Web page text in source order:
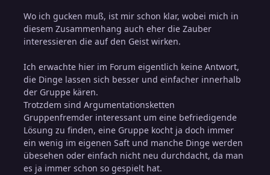
Wo ich gucken muß, ist mir schon klar, wobei mich in
diesem Zusammenhang auch eher die Zauber
interessieren die auf den Geist wirken.
Ich erwachte hier im Forum eigentlich keine Antwort,
die Dinge lassen sich besser und einfacher innerhalb
der Gruppe kären.
Trotzdem sind Argumentationsketten
Gruppenfremder interessant um eine befriedigende
Lösung zu finden, eine Gruppe kocht ja doch immer
ein wenig im eigenen Saft und manche Dinge werden
übesehen oder einfach nicht neu durchdacht, da man
es ja immer schon so gespielt hat.